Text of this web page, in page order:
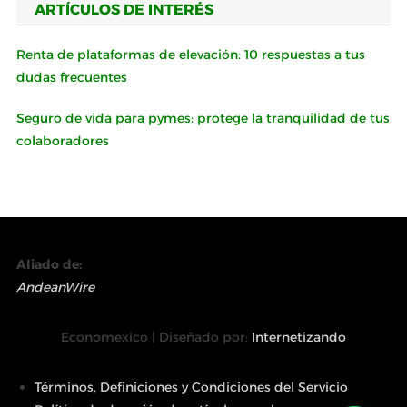
ARTÍCULOS DE INTERÉS
Renta de plataformas de elevación: 10 respuestas a tus
dudas frecuentes
Seguro de vida para pymes: protege la tranquilidad de tus
colaboradores
Aliado de:
AndeanWire
Economexico | Diseñado por: Internetizando
Términos, Definiciones y Condiciones del Servicio